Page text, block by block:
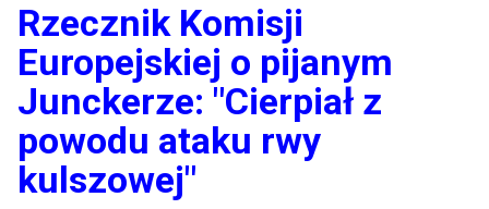
Rzecznik Komisji
Europejskiej o pijanym
Junckerze: "Cierpiał z
powodu ataku rwy
kulszowej"